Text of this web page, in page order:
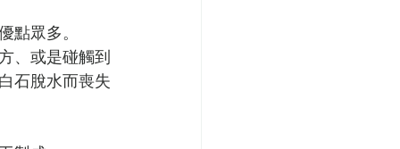
眾多。
、或是碰觸到
石脫水而喪失